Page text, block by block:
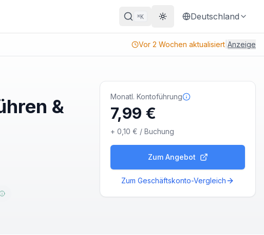
⌘K Theme wechseln
Deutschland
Vor 2 Wochen aktualisiert Anzeige
&
Monatl. Kontoführung
7,99 €
+ 0,10 € / Buchung
Zum Angebot
Zum Geschäftskonto-Vergleich